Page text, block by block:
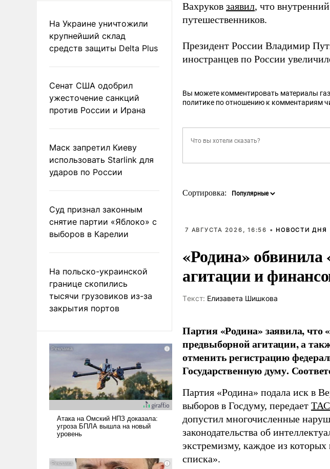
На Украине уничтожили
крупнейший склад
средств защиты Delta Plus
Сенат США одобрил
ужесточение санкций
против России и Ирана
Маск запретил Киеву
использовать Starlink для
ударов по России
Суд признал законным
снятие партии «Яблоко» с
выборов в Карелии
На польско-украинской
границе скопились
тысячи грузовиков из-за
закрытия портов
Вахруков заявил, что
путешественников.
Президент России Владимир
иностранцев по России
Вы можете комментировать материалы
политике по отношению к комментариям
Сортировка:
7 АВГУСТА 2026, 16:56 • НОВОСТИ ДНЯ
«Родина»
агитации и
Tекст: Елизавета Шишкова
Партия «Родина» заявила, что
предвыборной агитации, а
отменить регистрацию
Государственную думу.
Партия «Родина» подала иск в
выборов в Госдуму, передает
допустил многочисленные
законодательства об
экстремизму, каждое из которых
списка».